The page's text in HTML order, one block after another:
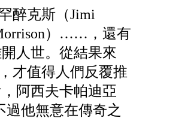
醉克斯（Jimi
）……，還有
人世。從結果來
才值得人們反覆推
阿西夫卡帕迪亞
過他無意在傳奇之